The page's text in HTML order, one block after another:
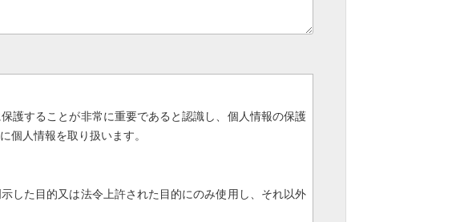
護することが非常に重要であると認識し、個人情報の保護
個人情報を取り扱います。
した目的又は法令上許された目的にのみ使用し、それ以外